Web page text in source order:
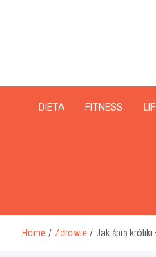
DIETA FITNESS
Home Zdrowie Jak śpią króliki